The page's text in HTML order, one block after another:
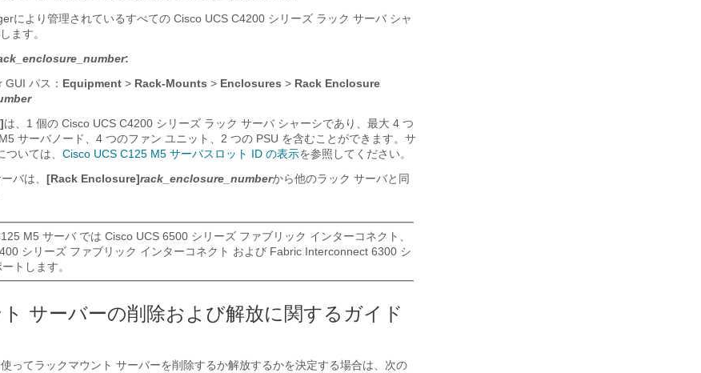
により管理されているすべての Cisco UCS C4200 シリーズ ラック サーバ シャ
ます。
:
GUI パス： Equipment > Rack-Mounts > Enclosures > Rack Enclosure
は、1 個の Cisco UCS C4200 シリーズ ラック サーバ シャーシであり、最大 4 つ
サーバノード、4 つのファン ユニット、2 つの PSU を含むことができます。サ
いては、 Cisco UCS C125 M5 サーバスロット ID の表示を参照してください。
バは、 [Rack Enclosure]rack_enclosure_numberから他のラック サーバと同
M5 サーバでは Cisco UCS 6500 シリーズ ファブリック インターコネクト
シリーズ ファブリック インターコネクト および Fabric Interconnect 6300 シ
トします。
サーバーの削除および解放に関するガイド
ってラックマウント サーバーを削除するか解放するかを決定する場合は、次の